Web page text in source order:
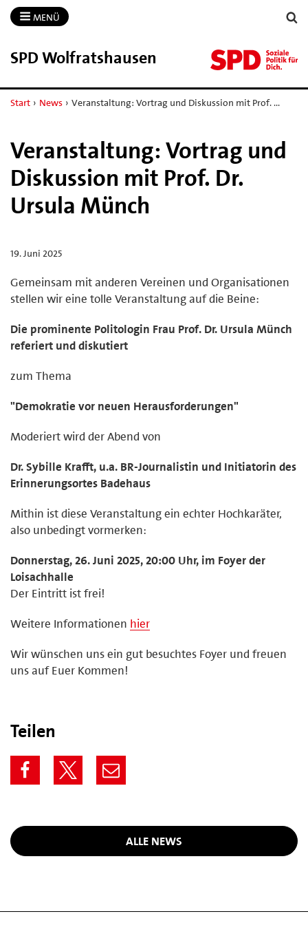
MENÜ
SPD Wolfratshausen
Start › News › Veranstaltung: Vortrag und Diskussion mit Prof. …
Veranstaltung: Vortrag und
Diskussion mit Prof. Dr.
Ursula Münch
19. Juni 2025
Gemeinsam mit anderen Vereinen und Organisationen
stellen wir eine tolle Veranstaltung auf die Beine:
Die prominente Politologin Frau Prof. Dr. Ursula Münch
referiert und diskutiert
zum Thema
"Demokratie vor neuen Herausforderungen"
Moderiert wird der Abend von
Dr. Sybille Krafft, u.a. BR-Journalistin und Initiatorin des
Erinnerungsortes Badehaus
Mithin ist diese Veranstaltung ein echter Hochkaräter,
also unbedingt vormerken:
Donnerstag, 26. Juni 2025, 20:00 Uhr, im Foyer der
Loisachhalle
Der Eintritt ist frei!
Weitere Informationen hier
Wir wünschen uns ein gut besuchtes Foyer und freuen
uns auf Euer Kommen!
Teilen
ALLE NEWS